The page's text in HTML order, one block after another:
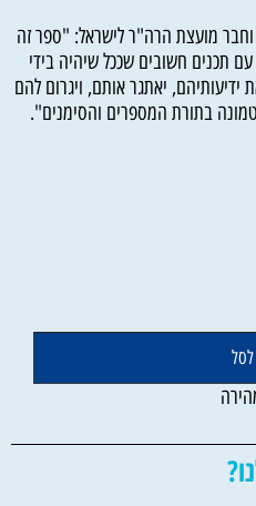
וחבר מועצת הרה"ר לישראל: "ספר זה
תכנים חשובים שככל שיהיה בידי
יאתגר אותם, ויגרום להם
בתורת המספרים והסימנים".